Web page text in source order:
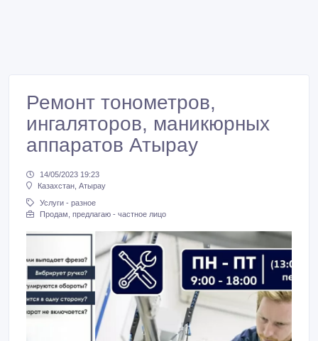
Ремонт тонометров,
ингаляторов, маникюрных
аппаратов Атырау
14/05/2023 19:23
Казахстан, Атырау
Услуги - разное
Продам, предлагаю - частное лицо